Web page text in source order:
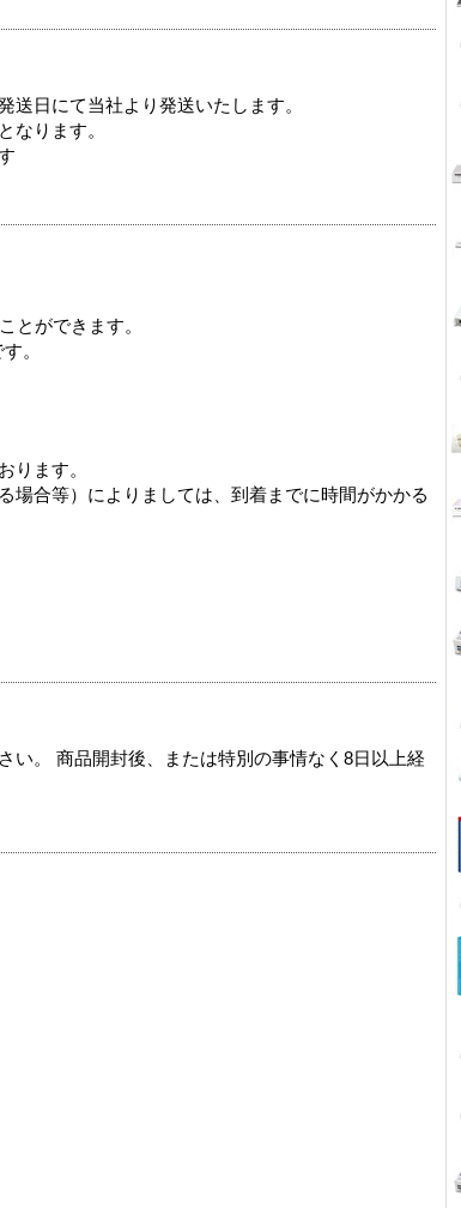
日にて当社より発送いたします。
なります。
とができます。
。
ります。
場合等）によりましては、到着までに時間がかかる
い。 商品開封後、または特別の事情なく8日以上経